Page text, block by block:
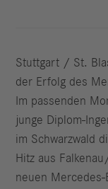
Stuttgart / St.
der Erfolg des
Im passenden
junge Diplom-
im Schwarzwald
Hitz aus
neuen